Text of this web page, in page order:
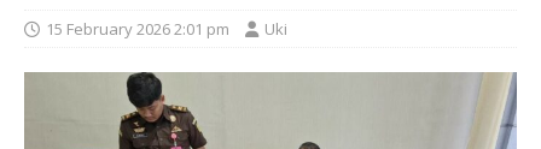
15 February 2026 2:01 pm Uki